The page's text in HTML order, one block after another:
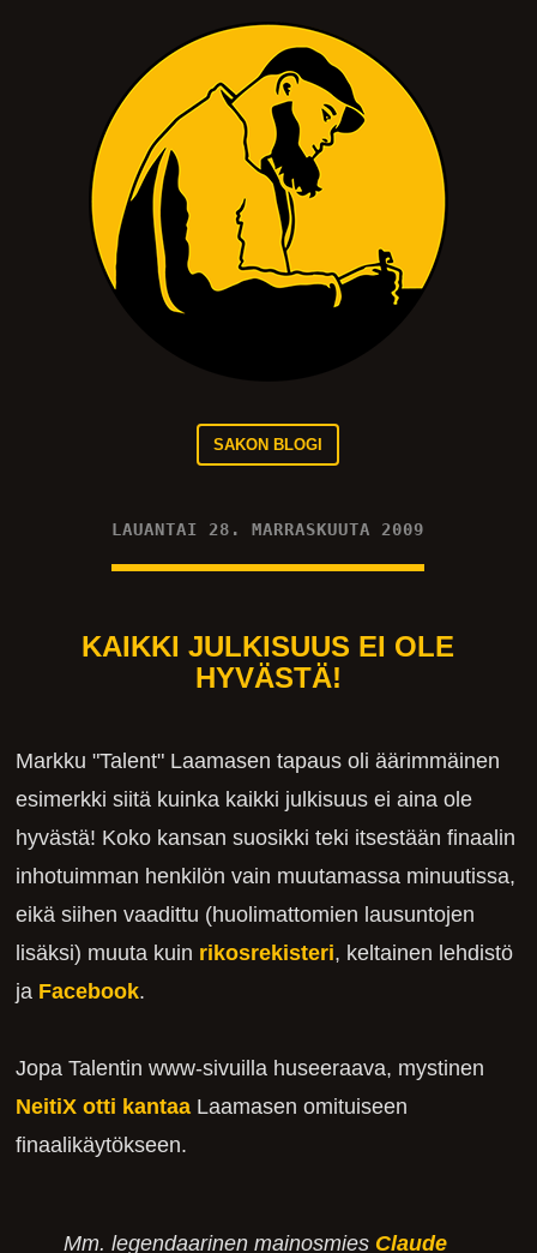
SAKON BLOGI
LAUANTAI 28. MARRASKUUTA 2009
KAIKKI JULKISUUS EI OLE
HYVÄSTÄ!
Markku "Talent" Laamasen tapaus oli äärimmäinen
esimerkki siitä kuinka kaikki julkisuus ei aina ole
hyvästä! Koko kansan suosikki teki itsestään finaalin
inhotuimman henkilön vain muutamassa minuutissa,
eikä siihen vaadittu (huolimattomien lausuntojen
lisäksi) muuta kuin rikosrekisteri, keltainen lehdistö
ja Facebook.
Jopa Talentin www-sivuilla huseeraava, mystinen
NeitiX otti kantaa Laamasen omituiseen
finaalikäytökseen.
Mm. legendaarinen mainosmies Claude